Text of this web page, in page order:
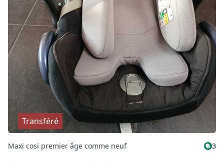
Transféré
Maxi cosi premier âge comme neuf 3